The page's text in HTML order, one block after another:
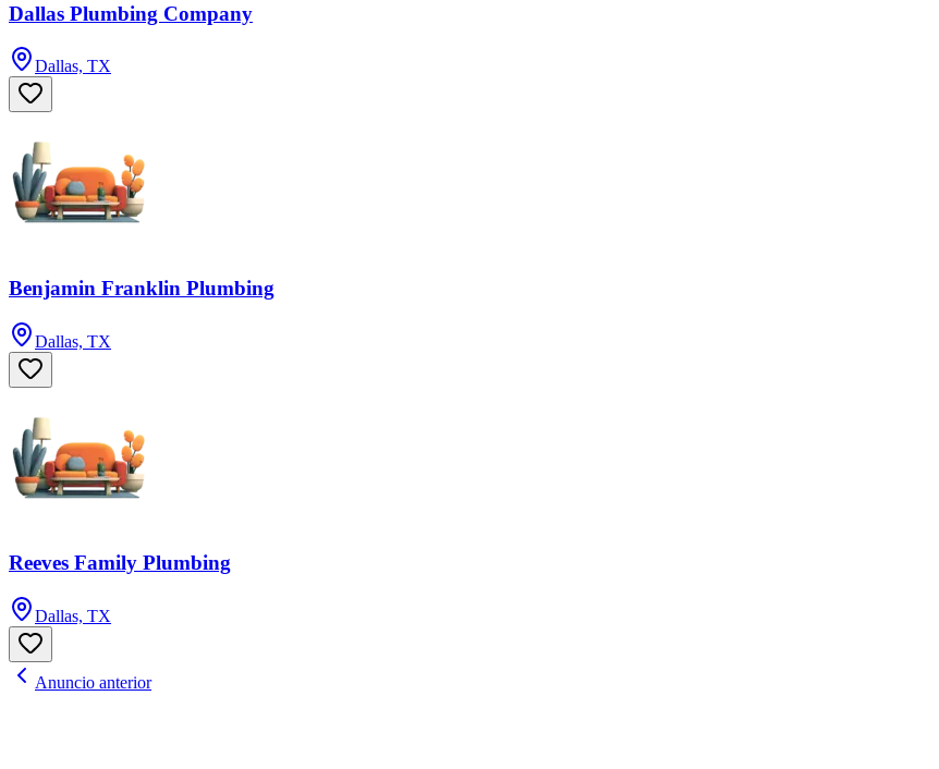
Dallas Plumbing Company
Dallas, TX
Benjamin Franklin Plumbing
Dallas, TX
Reeves Family Plumbing
Dallas, TX
Anuncio anterior